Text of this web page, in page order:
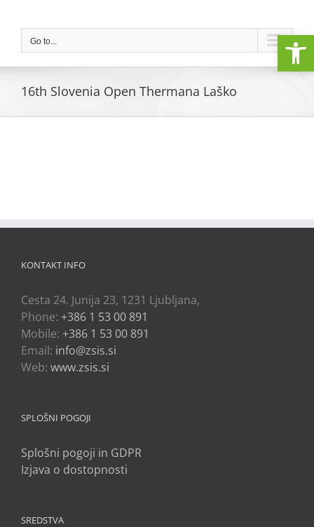
contentGo to...
16th Slovenia Open Thermana Laško
KONTAKT INFO
Cesta 24. Junija 23, 1231 Ljubljana,
Phone: +386 1 53 00 891
Mobile: +386 1 53 00 891
Email: info@zsis.si
Web: www.zsis.si
SPLOŠNI POGOJI
Splošni pogoji in GDPR
Izjava o dostopnosti
SREDSTVA